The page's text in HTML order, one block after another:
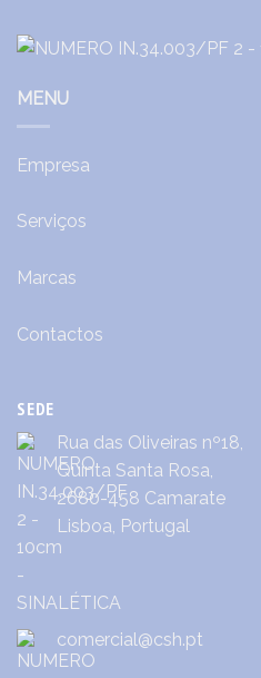
MENU
Empresa
Serviços
Marcas
Contactos
SEDE
Rua das Oliveiras nº18,
Quinta Santa Rosa,
2680-458 Camarate
Lisboa, Portugal
comercial@csh.pt